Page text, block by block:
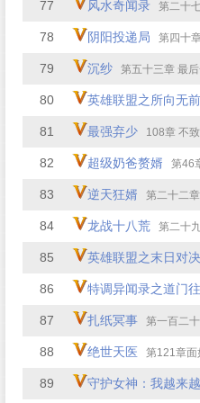
77 风水奇闻录 第二十
78 阴阳投递局 第四十
79 沉纱 第五十三章 最
80 英雄联盟之所向无前
81 最强弃少 108章 不
82 超级奶爸赘婿 第46
83 逆天狂婿 第二十二
84 龙战十八荒 第二十
85 英雄联盟之末日对决
86 特调异闻录之道门
87 扎纸冥事 第一百二
88 绝世天医 第121章面
89 守护女神：我越来